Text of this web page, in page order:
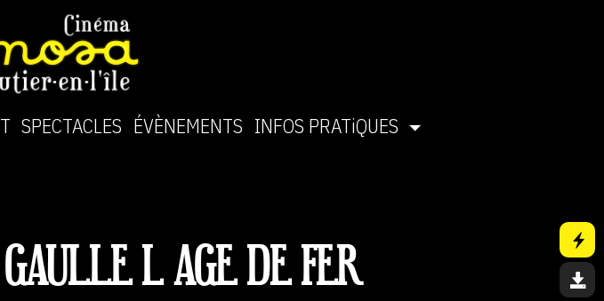
SPECTACLES ÉVÈNEMENTS INFOS PRATiQUES
L AGE DE FER